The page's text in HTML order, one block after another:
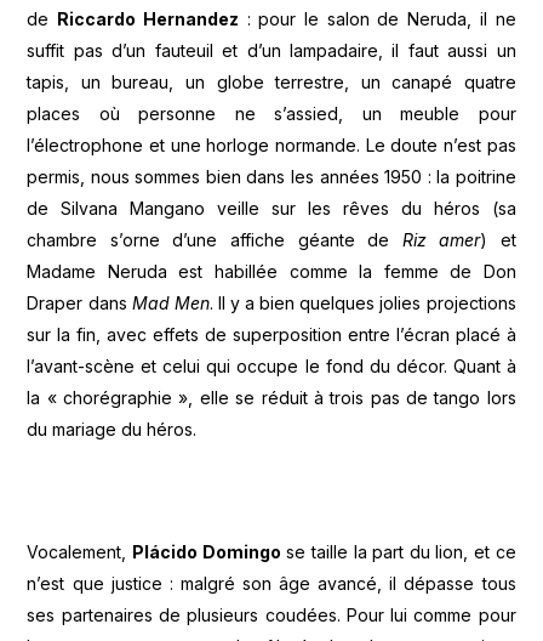
de Riccardo Hernandez : pour le salon de Neruda, il ne
suffit pas d’un fauteuil et d’un lampadaire, il faut aussi un
tapis, un bureau, un globe terrestre, un canapé quatre
places où personne ne s’assied, un meuble pour
l’électrophone et une horloge normande. Le doute n’est pas
permis, nous sommes bien dans les années 1950 : la poitrine
de Silvana Mangano veille sur les rêves du héros (sa
chambre s’orne d’une affiche géante de Riz amer) et
Madame Neruda est habillée comme la femme de Don
Draper dans Mad Men. Il y a bien quelques jolies projections
sur la fin, avec effets de superposition entre l’écran placé à
l’avant-scène et celui qui occupe le fond du décor. Quant à
la « chorégraphie », elle se réduit à trois pas de tango lors
du mariage du héros.
Vocalement, Plácido Domingo se taille la part du lion, et ce
n’est que justice : malgré son âge avancé, il dépasse tous
ses partenaires de plusieurs coudées. Pour lui comme pour